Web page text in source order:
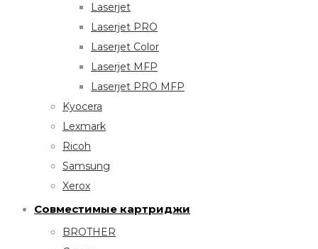
Laserjet
Laserjet PRO
Laserjet Color
Laserjet MFP
Laserjet PRO MFP
Kyocera
Lexmark
Ricoh
Samsung
Xerox
Совместимые картриджи
BROTHER